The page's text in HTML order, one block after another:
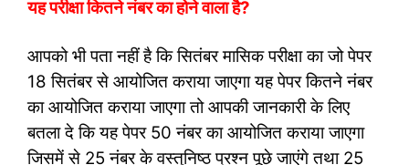
यह परीक्षा कितने नंबर का होने वाला है?
आपको भी पता नहीं है कि सितंबर मासिक परीक्षा का जो पेपर
18 सितंबर से आयोजित कराया जाएगा यह पेपर कितने नंबर
का आयोजित कराया जाएगा तो आपकी जानकारी के लिए
बतला दे कि यह पेपर 50 नंबर का आयोजित कराया जाएगा
जिसमें से 25 नंबर के वस्तुनिष्ठ प्रश्न पूछे जाएंगे तथा 25